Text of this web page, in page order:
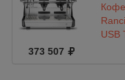
USB
373 507